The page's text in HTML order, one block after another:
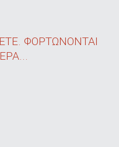
ΦΟΡΤΩΝΟΝΤΑΙ